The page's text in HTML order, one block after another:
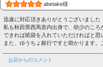
abetake様
迅速に対応頂きありがとうございました
私も秋田県西馬音内出身で、幼少のころ
できれば紙袋を入れていただければと思
また、ゆうちょ銀行ですと助かります。
お店からのコメント